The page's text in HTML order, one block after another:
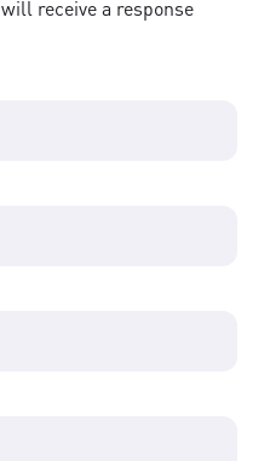
receive a response